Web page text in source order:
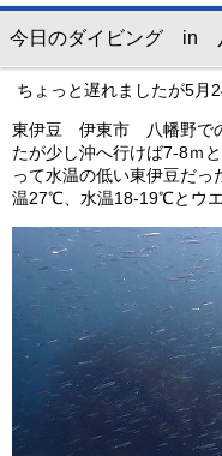
会員限定ツアー
ミニツアー
ビッグツアー
イベント
Q & A
今日のダイビング in
ちょっと遅れましたが5月
東伊豆 伊東市 八幡野で
たが少し沖へ行けば7-8ｍ
って水温の低い東伊豆だ
温27℃、水温18-19℃とウエ